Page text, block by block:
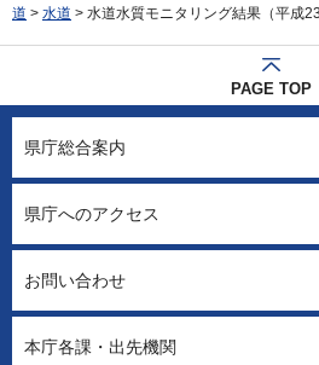
道 > 水道 > 水道水質モニタリング結果（平成
PAGE TOP
県庁総合案内
県庁へのアクセス
お問い合わせ
本庁各課・出先機関